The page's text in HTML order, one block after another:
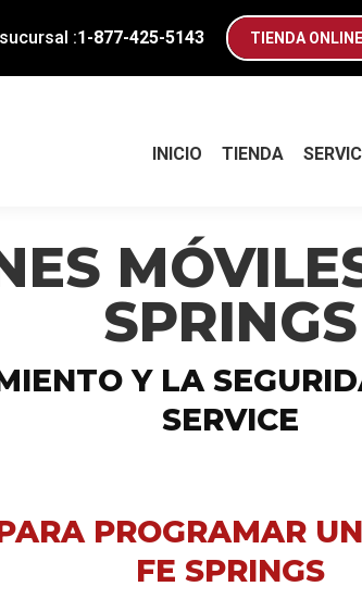
:1-877-425-5143 TIENDA
INICIO TIENDA
SPRINGS
Y LA
SERVICE
PROGRAMAR
FE SPRINGS
INICIO TIENDA